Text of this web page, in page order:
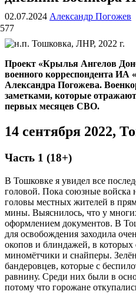
02.07.2024 Александр Погожев
577
Проект «Крылья Ангелов
военного
Александра Погожева.
заметками, которые
первых месяцев СВО.
14 сентября 2022,
Часть 1 (18+)
В Тошковке я увидел все
головой. Пока союзные войска
головы местных жителей в
мины. Выяснилось, что у
оформлением документов. В
для освобождения заходила
окопов и блиндажей, в которых
миномётчики и снайперы.
бандеровцев, которые с
равнину. Среди них были в
потому что горожане